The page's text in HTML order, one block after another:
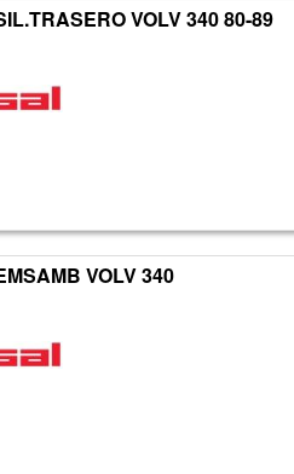
VOLV 340 80-89
VOLV 340